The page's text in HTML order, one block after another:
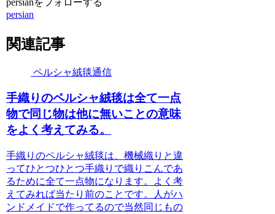
persianをフォローする
persian
関連記事
ペルシャ絨毯通信
手織りのペルシャ絨毯は全て一点
物で同じ物は他に無いことの意味
をよく考えてみる。
手織りのペルシャ絨毯は、機械織りと違
ってひとつひとつ手織りで織りこんであ
るために全て一点物になります。よく考
えてみれば当たり前のことです。人がハ
ンドメイドで作ってるので当然同じもの